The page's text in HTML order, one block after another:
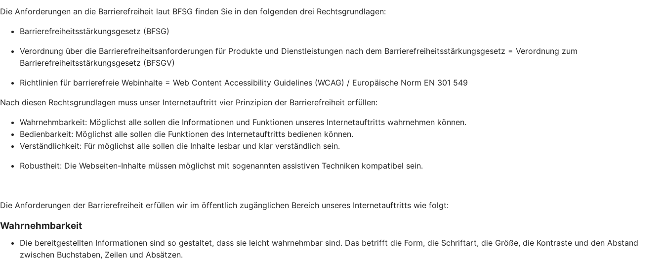
Die Anforderungen an die Barrierefreiheit laut BFSG finden Sie in den folgenden drei Rechtsgrundlagen:
Barrierefreiheitsstärkungsgesetz (BFSG)
Verordnung über die Barrierefreiheitsanforderungen für Produkte und Dienstleistungen nach dem Barrierefreiheitsstärkungsgesetz = Verordnung zum
Barrierefreiheitsstärkungsgesetz (BFSGV)
Richtlinien für barrierefreie Webinhalte = Web Content Accessibility Guidelines (WCAG) / Europäische Norm EN 301 549
Nach diesen Rechtsgrundlagen muss unser Internetauftritt vier Prinzipien der Barrierefreiheit erfüllen:
Wahrnehmbarkeit: Möglichst alle sollen die Informationen und Funktionen unseres Internetauftritts wahrnehmen können.
Bedienbarkeit: Möglichst alle sollen die Funktionen des Internetauftritts bedienen können.
Verständlichkeit: Für möglichst alle sollen die Inhalte lesbar und klar verständlich sein.
Robustheit: Die Webseiten-Inhalte müssen möglichst mit sogenannten assistiven Techniken kompatibel sein.
Die Anforderungen der Barrierefreiheit erfüllen wir im öffentlich zugänglichen Bereich unseres Internetauftritts wie folgt:
Wahrnehmbarkeit
Die bereitgestellten Informationen sind so gestaltet, dass sie leicht wahrnehmbar sind. Das betrifft die Form, die Schriftart, die Größe, die Kontraste und den Abstand
zwischen Buchstaben, Zeilen und Absätzen.